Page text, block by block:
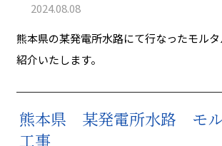
2024.08.08
熊本県の某発電所水路にて行なったモル
紹介いたします。
熊本県 某発電所水路 モル
工事